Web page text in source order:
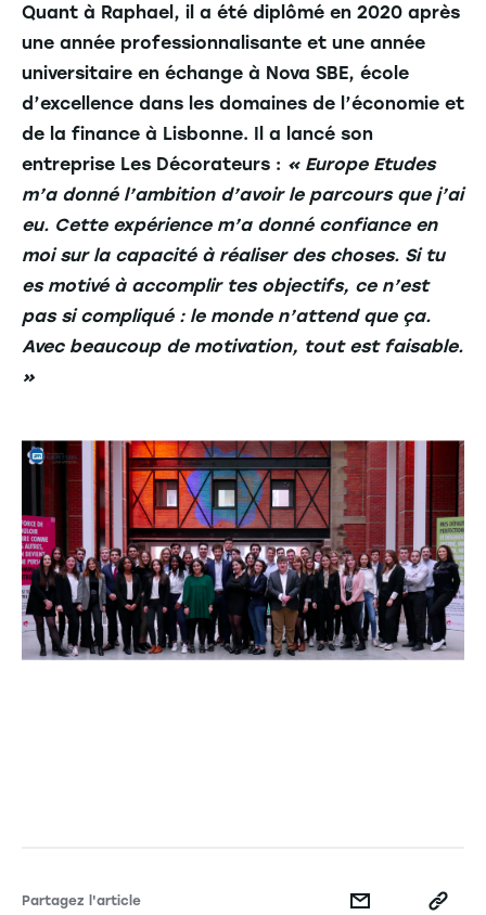
Quant à Raphael, il a été diplômé en 2020 après
une année professionnalisante et une année
universitaire en échange à Nova SBE, école
d’excellence dans les domaines de l’économie et
de la finance à Lisbonne. Il a lancé son
entreprise Les Décorateurs : « Europe Etudes
m’a donné l’ambition d’avoir le parcours que j’ai
eu. Cette expérience m’a donné confiance en
moi sur la capacité à réaliser des choses. Si tu
es motivé à accomplir tes objectifs, ce n’est
pas si compliqué : le monde n’attend que ça.
Avec beaucoup de motivation, tout est faisable.
»
Partagez l'article